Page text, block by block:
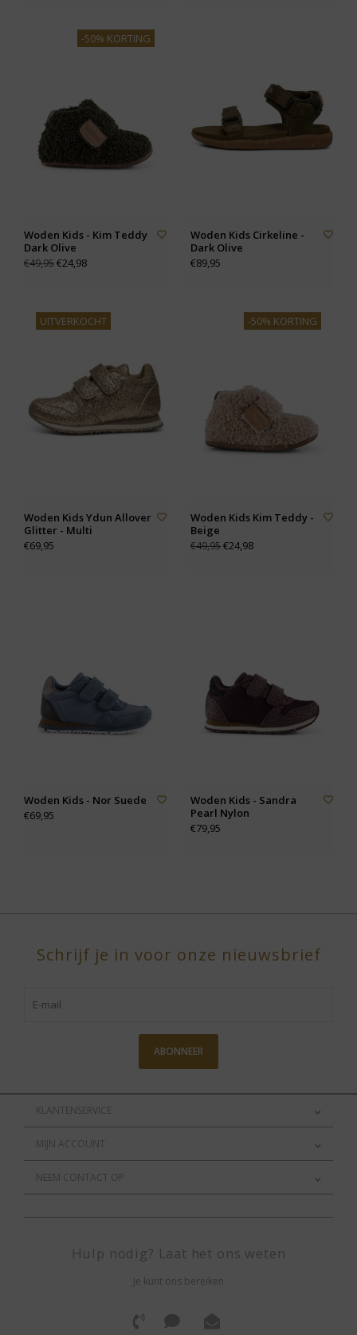
-50% KORTING
Woden Kids - Kim Teddy
Dark Olive
€49,95€24,98
Woden Kids Cirkeline -
Dark Olive
€89,95
UITVERKOCHT
Woden Kids Ydun Allover
Glitter - Multi
€69,95
-50% KORTING
Woden Kids Kim Teddy -
Beige
€49,95€24,98
Woden Kids - Nor Suede
€69,95
Woden Kids - Sandra
Pearl Nylon
€79,95
Schrijf je in voor onze nieuwsbrief
ABONNEER
KLANTENSERVICE
MIJN ACCOUNT
NEEM CONTACT OP
Hulp nodig? Laat het ons weten
Je kunt ons bereiken